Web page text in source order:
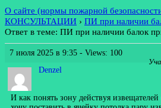
О сайте (нормы пожарной
КОНСУЛЬТАЦИИ › ПИ при наличии
Ответ в теме: ПИ при наличии балок
7 июля 2025 в 9:35 - Views: 100
Denzel
И как понять зону действуя